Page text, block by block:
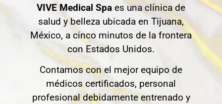
VIVE Medical Spa es una clínica de
salud y belleza ubicada en Tijuana,
México, a cinco minutos de la frontera
con Estados Unidos.
Contamos con el mejor equipo de
médicos certificados, personal
profesional debidamente entrenado y